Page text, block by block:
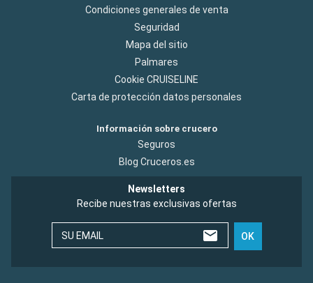
Condiciones generales de venta
Seguridad
Mapa del sitio
Palmares
Cookie CRUISELINE
Carta de protección datos personales
Información sobre crucero
Seguros
Blog Cruceros.es
Newsletters
Recibe nuestras exclusivas ofertas
SU EMAIL OK